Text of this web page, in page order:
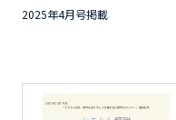
2025年4月号掲載